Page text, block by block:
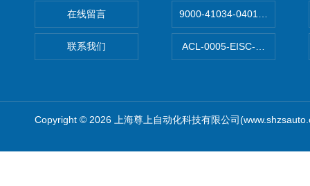
在线留言
联系我们
9000-41034-0401000穆尔
ACL-0005-EISC-E2M8C上海
Copyright © 2026 上海尊上自动化科技有限公司